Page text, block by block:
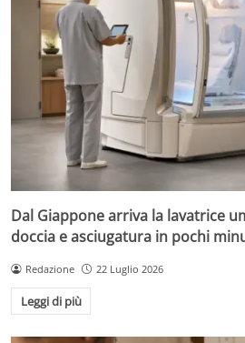
Dal Giappone arriva la lavatrice
doccia e asciugatura in pochi
Redazione 22 Luglio 2026
Leggi di più